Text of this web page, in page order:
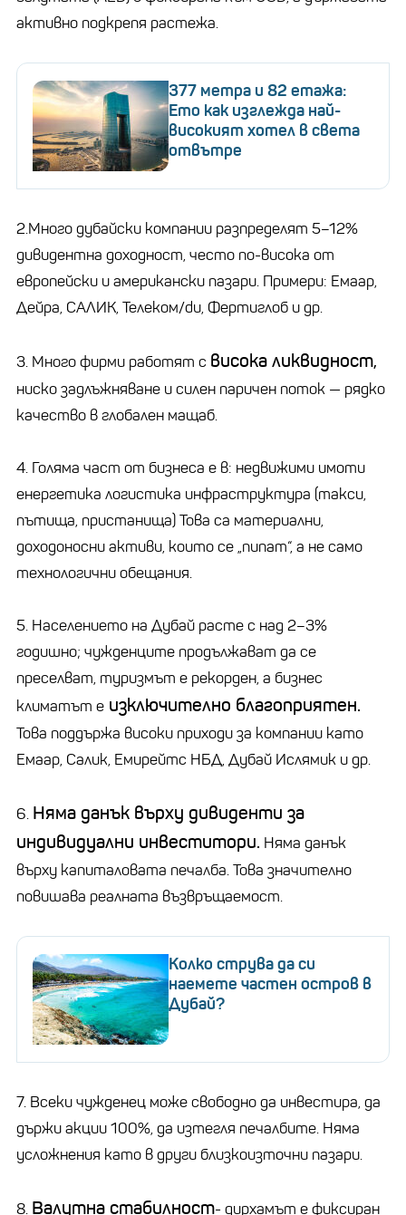
активно подкрепя растежа.
377 метра и 82 етажа:
Ето как изглежда най-
високият хотел в света
отвътре
2.Много дубайски компании разпределят 5–12%
дивидентна доходност, често по-висока от
европейски и американски пазари. Примери: Емаар,
Дейра, САЛИК, Телеком/du, Фертиглоб и др.
3. Много фирми работят с висока ликвидност,
ниско задлъжняване и силен паричен поток — рядко
качество в глобален мащаб.
4. Голяма част от бизнеса е в: недвижими имоти
енергетика логистика инфраструктура (такси,
пътища, пристанища) Това са материални,
доходоносни активи, които се „пипат“, а не само
технологични обещания.
5. Населението на Дубай расте с над 2–3%
годишно; чужденците продължават да се
преселват, туризмът е рекорден, а бизнес
климатът е изключително благоприятен.
Това поддържа високи приходи за компании като
Емаар, Салик, Емирейтс НБД, Дубай Ислямик и др.
6. Няма данък върху дивиденти за
индивидуални инвеститори. Няма данък
върху капиталовата печалба. Това значително
повишава реалната възвръщаемост.
Колко струва да си
наемете частен остров в
Дубай?
7. Всеки чужденец може свободно да инвестира, да
държи акции 100%, да изтегля печалбите. Няма
усложнения като в други близкоизточни пазари.
8. Валутна стабилност- дирхамът е фиксиран